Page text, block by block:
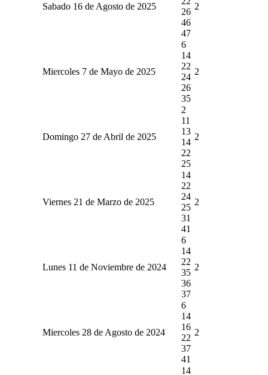
Sabado 16 de Agosto de 2025
26
46
47
2
Miercoles 7 de Mayo de 2025
6
14
22
24
26
35
2
Domingo 27 de Abril de 2025
2
11
13
14
22
25
2
Viernes 21 de Marzo de 2025
14
22
24
25
31
41
2
Lunes 11 de Noviembre de 2024
6
14
22
35
36
37
2
Miercoles 28 de Agosto de 2024
6
14
16
22
37
41
2
14